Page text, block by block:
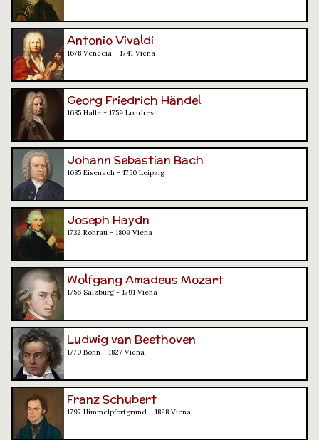
Antonio Vivaldi
1678 Venècia - 1741 Viena
Georg Friedrich Händel
1685 Halle - 1759 Londres
Johann Sebastian Bach
1685 Eisenach - 1750 Leipzig
Joseph Haydn
1732 Rohrau - 1809 Viena
Wolfgang Amadeus Mozart
1756 Salzburg - 1791 Viena
Ludwig van Beethoven
1770 Bonn - 1827 Viena
Franz Schubert
1797 Himmelpfortgrund - 1828 Viena